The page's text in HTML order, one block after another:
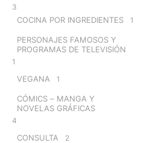
3
COCINA POR INGREDIENTES 1
PERSONAJES FAMOSOS Y
PROGRAMAS DE TELEVISIÓN
1
VEGANA 1
CÓMICS – MANGA Y
NOVELAS GRÁFICAS
4
CONSULTA 2